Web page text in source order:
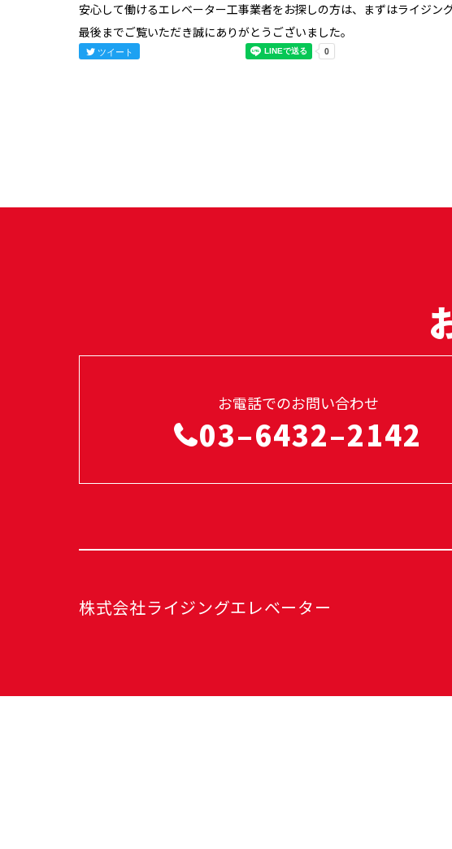
安心して働けるエレベーター工事業者をお探しの方は、まずはライジン
最後までご覧いただき誠にありがとうございました。
ツイート
お電話でのお問い合わせ
03–6432–2142
株式会社ライジングエレベーター